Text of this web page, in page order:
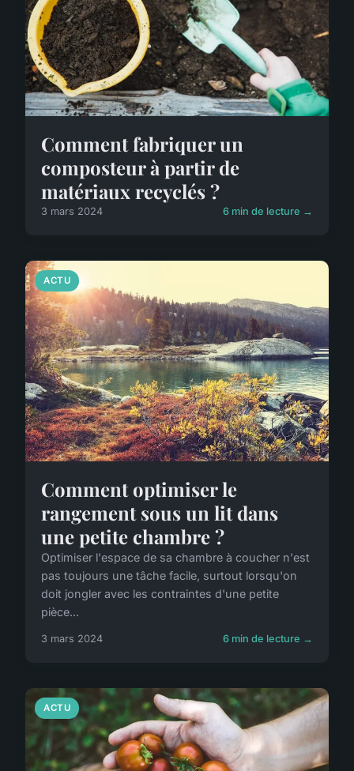
Comment fabriquer un
composteur à partir de
matériaux recyclés ?
3 mars 2024 6 min de lecture →
ACTU
Comment optimiser le
rangement sous un lit dans
une petite chambre ?
Optimiser l'espace de sa chambre à coucher n'est
pas toujours une tâche facile, surtout lorsqu'on
doit jongler avec les contraintes d'une petite
pièce...
3 mars 2024 6 min de lecture →
ACTU